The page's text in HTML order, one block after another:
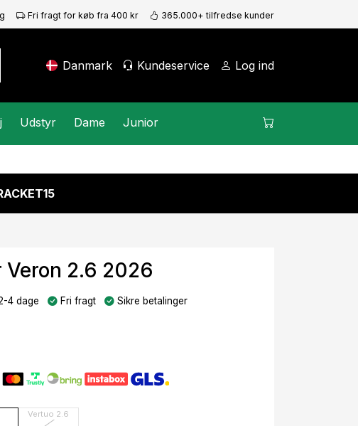
Fri fragt for køb fra 400 kr 365.000+ tilfredse kunder
Danmark Kundeservice Log ind
Udstyr Dame Junior
Veron 2.6 2026
4 dage Fri fragt Sikre betalinger
Vertuo 2.6